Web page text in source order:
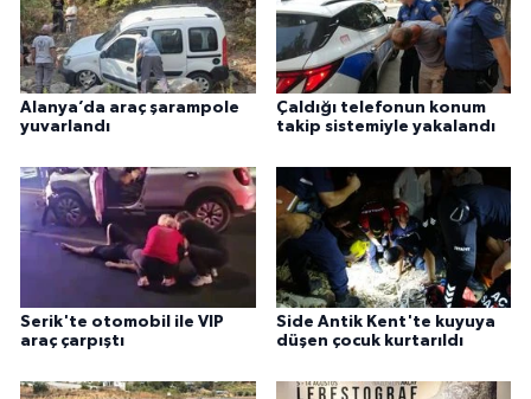
Alanya’da araç şarampole
yuvarlandı
Çaldığı telefonun konum
takip sistemiyle yakalandı
Serik'te otomobil ile VIP
araç çarpıştı
Side Antik Kent'te kuyuya
düşen çocuk kurtarıldı